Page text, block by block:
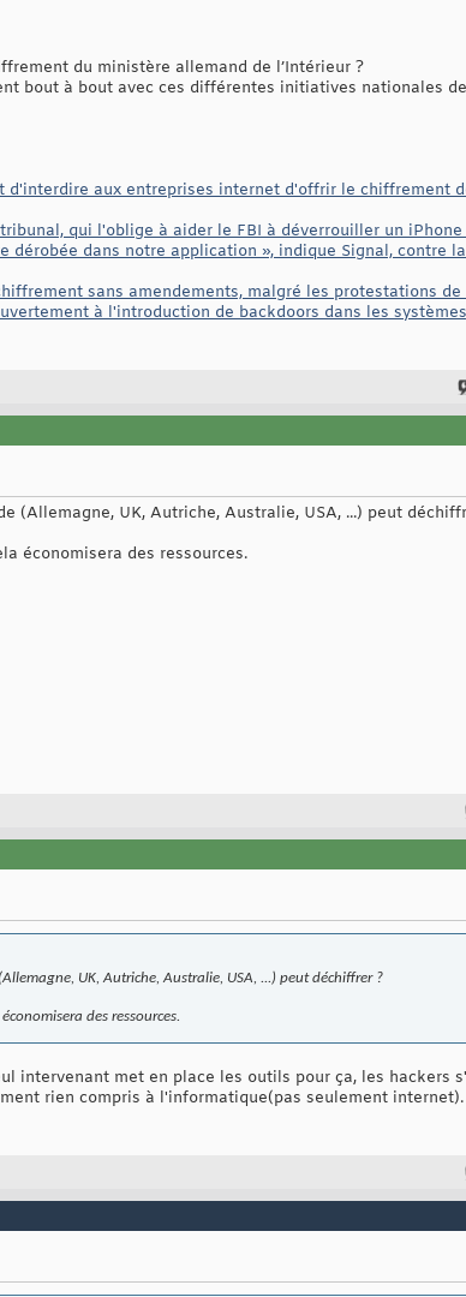
du ministère allemand de l’Intérieur ?
bout à bout avec ces différentes initiatives nationales
aux entreprises internet d'offrir le chiffrement
qui l'oblige à aider le FBI à déverrouiller un
dérobée dans notre application », indique Signal, contre
sans amendements, malgré les protestations
à l'introduction de backdoors dans les
(Allemagne, UK, Autriche, Australie, USA, ...) peut
économisera des ressources.
UK, Autriche, Australie, USA, ...) peut déchiffrer ?
des ressources.
intervenant met en place les outils pour ça, les hackers
rien compris à l'informatique(pas seulement